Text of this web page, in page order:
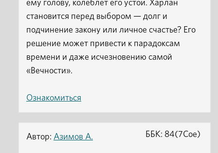
ему голову, колеблет его устои. Харлан
становится перед выбором — долг и
подчинение закону или личное счастье? Его
решение может привести к парадоксам
времени и даже исчезновению самой
«Вечности».
Ознакомиться
Автор: Азимов А. ББК: 84(7Сое)